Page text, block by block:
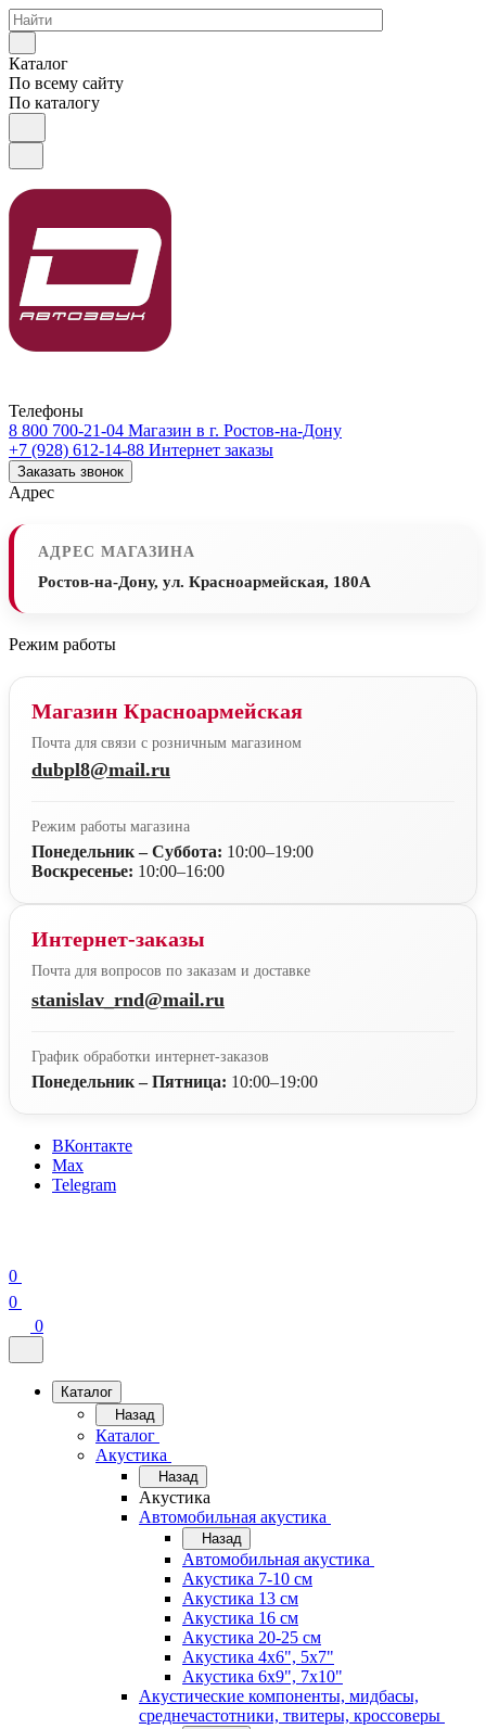
Каталог
По всему сайту
По каталогу
Телефоны
8 800 700-21-04 Магазин в г. Ростов-на-Дону
+7 (928) 612-14-88 Интернет заказы
Заказать звонок
Адрес
АДРЕС МАГАЗИНА
Ростов-на-Дону, ул. Красноармейская, 180А
Режим работы
Магазин Красноармейская
Почта для связи с розничным магазином
dubpl8@mail.ru
Режим работы магазина
Понедельник – Суббота: 10:00–19:00
Воскресенье: 10:00–16:00
Интернет-заказы
Почта для вопросов по заказам и доставке
stanislav_rnd@mail.ru
График обработки интернет-заказов
Понедельник – Пятница: 10:00–19:00
ВКонтакте
Max
Telegram
0
0
0
Каталог
Назад
Каталог
Акустика
Назад
Акустика
Автомобильная акустика
Назад
Автомобильная акустика
Акустика 7-10 см
Акустика 13 см
Акустика 16 см
Акустика 20-25 см
Акустика 4х6", 5х7"
Акустика 6х9", 7х10"
Акустические компоненты, мидбасы,
среднечастотники, твитеры, кроссоверы